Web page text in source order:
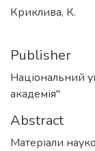
Криклива, К.
Publisher
Національний
академія"
Abstract
Матеріали